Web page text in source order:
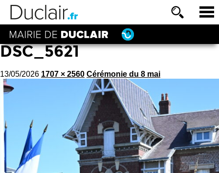
DSC_5621
13/05/2026 1707 × 2560 Cérémonie du 8 mai